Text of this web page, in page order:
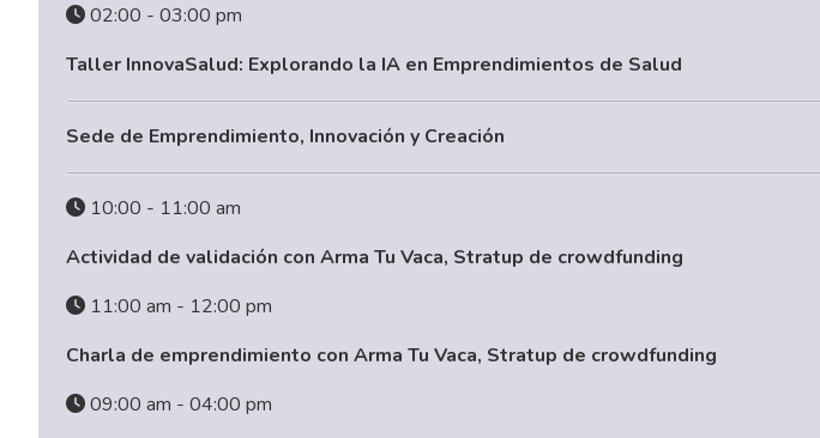
02:00 - 03:00 pm
Taller InnovaSalud: Explorando la IA en Emprendimientos de Salud
Sede de Emprendimiento, Innovación y Creación
10:00 - 11:00 am
Actividad de validación con Arma Tu Vaca, Stratup de crowdfunding
11:00 am - 12:00 pm
Charla de emprendimiento con Arma Tu Vaca, Stratup de crowdfunding
09:00 am - 04:00 pm